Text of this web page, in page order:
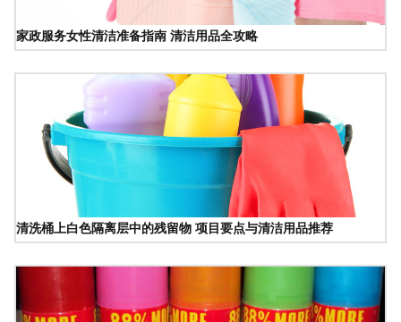
家政服务女性清洁准备指南 清洁用品全攻略
清洗桶上白色隔离层中的残留物 项目要点与清洁用品推荐